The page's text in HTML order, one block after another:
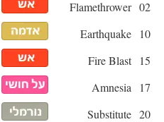
02
Flamethrower
10
Earthquake
15
Fire Blast
17
Amnesia
20
Substitute